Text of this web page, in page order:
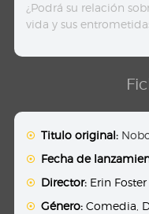
¿Podrá su relación
vida y sus
Titulo original:
Fecha de
Director: Erin Foster
Género: Comedia